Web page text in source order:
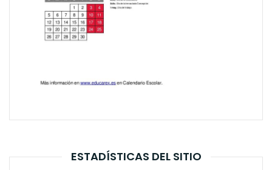
ESTADÍSTICAS DEL SITIO